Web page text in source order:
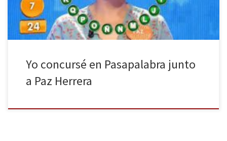
Yo concursé en Pasapalabra junto
a Paz Herrera